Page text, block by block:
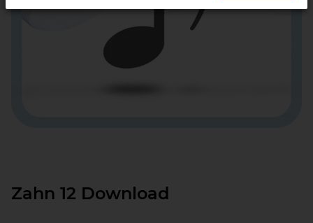
Zahn 12 Download